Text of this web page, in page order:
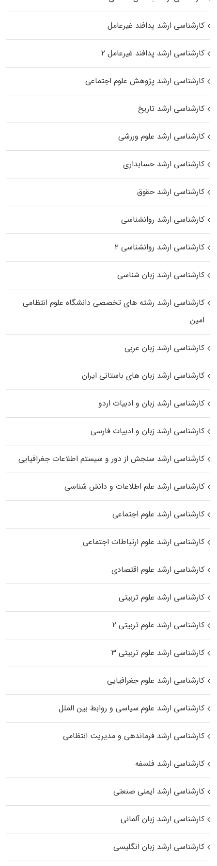
کارشناسی ارشد پدافند غیرعامل
کارشناسی ارشد پدافند غیرعامل ۲
کارشناسی ارشد پژوهش علوم اجتماعی
کارشناسی ارشد تاریخ
کارشناسی ارشد علوم ورزشی
کارشناسی ارشد حسابداری
کارشناسی ارشد حقوق
کارشناسی ارشد روانشناسی
کارشناسی ارشد روانشناسی ۲
کارشناسی ارشد زبان شناسی
کارشناسی ارشد رﺷﺘﻪ ﻫﺎی تخصصی داﻧﺸﮕﺎه ﻋﻠﻮم انتظامی
اﻣﻴﻦ
کارشناسی ارشد زبان عربی
کارشناسی ارشد زبان‌ های باستانی ایران
کارشناسی ارشد زبان و ادبیات اردو
کارشناسی ارشد زبان و ادبیات فارسی
کارشناسی ارشد سنجش از دور و سیستم اطلاعات جغرافیایی
کارشناسی ارشد علم اطلاعات و دانش شناسی
کارشناسی ارشد علوم اجتماعی
کارشناسی ارشد علوم ارتباطات اجتماعی
کارشناسی ارشد علوم اقتصادی
کارشناسی ارشد علوم تربیتی
کارشناسی ارشد علوم تربیتی ۲
کارشناسی ارشد علوم تربیتی ۳
کارشناسی ارشد علوم جغرافیایی
کارشناسی ارشد علوم سیاسی و روابط بین الملل
کارشناسی ارشد فرماندهی و مدیریت انتظامی
کارشناسی ارشد فلسفه
کارشناسی ارشد ایمنی صنعتی
کارشناسی ارشد زبان آلمانی
کارشناسی ارشد زبان انگلیسی